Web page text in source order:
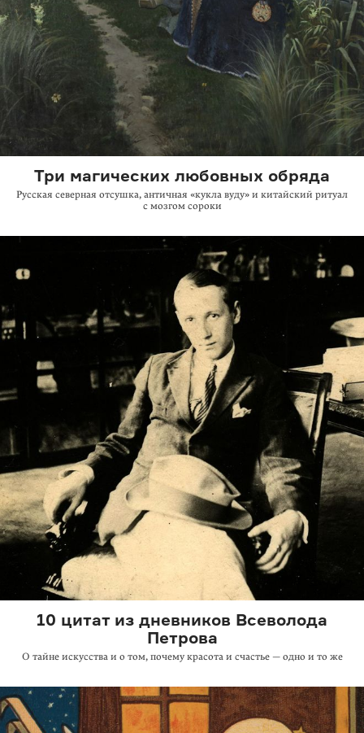
Три магических любовных обряда
Русская северная отсушка, античная «кукла вуду» и китайский ритуал
с мозгом сороки
10 цитат из дневников Всеволода
Петрова
О тайне искусства и о том, почему красота и счастье — одно и то же